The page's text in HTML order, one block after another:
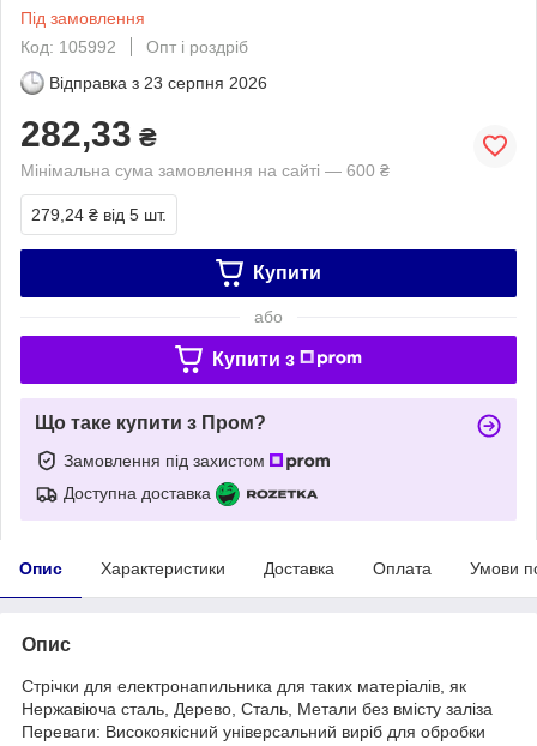
Під замовлення
Код: 105992
Опт і роздріб
Відправка з 23 серпня 2026
282,33 ₴
Мінімальна сума замовлення на сайті — 600 ₴
279,24 ₴ від 5 шт.
Купити
або
Купити з
Що таке купити з Пром?
Замовлення під захистом
Доступна доставка
Опис Характеристики Доставка Оплата Умови
Опис
Стрічки для електронапильника для таких матеріалів, як
Нержавіюча сталь, Дерево, Сталь, Метали без вмісту заліза
Переваги: Високоякісний універсальний виріб для обробки